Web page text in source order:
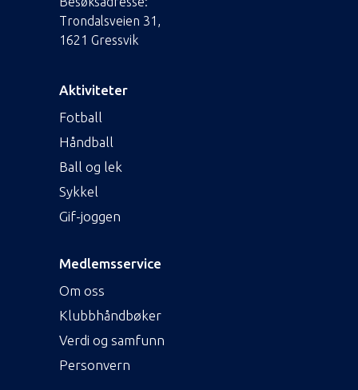
Trondalsveien 31,
1621 Gressvik
Aktiviteter
Fotball
Håndball
Ball og lek
Sykkel
Gif-joggen
Medlemsservice
Om oss
Klubbhåndbøker
Verdi og samfunn
Personvern